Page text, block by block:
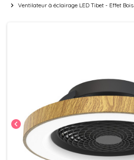
chevron_right Ventilateur à éclairage LED Tibet - Effet Bois
chevron_left